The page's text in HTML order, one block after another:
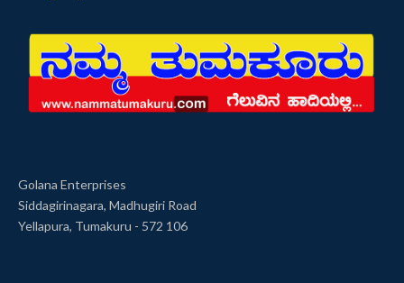
Golana Enterprises
Siddagirinagara, Madhugiri Road
Yellapura, Tumakuru - 572 106